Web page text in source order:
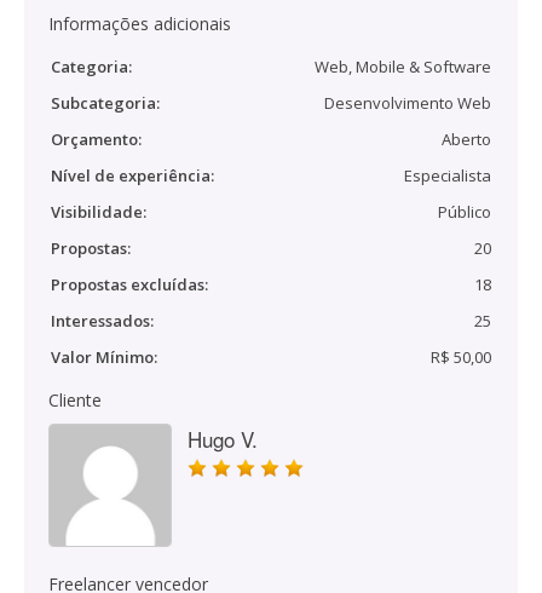
Informações adicionais
Categoria:
Web, Mobile & Software
Subcategoria:
Desenvolvimento Web
Orçamento:
Aberto
Nível de experiência:
Especialista
Visibilidade:
Público
Propostas:
20
Propostas excluídas:
18
Interessados:
25
Valor Mínimo:
R$ 50,00
Cliente
Hugo V.
Freelancer vencedor